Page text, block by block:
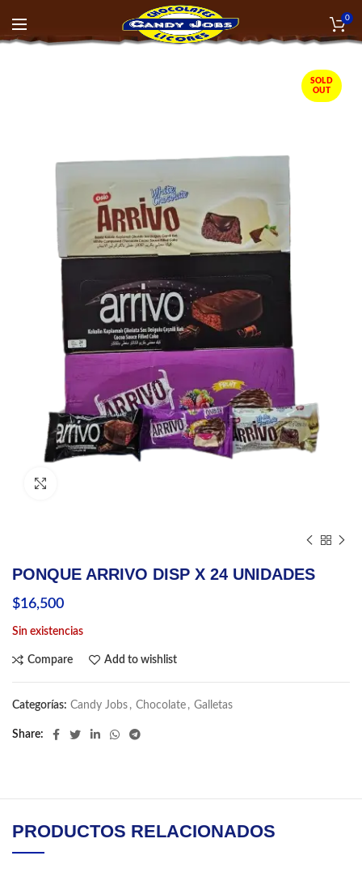
0
SOLD
OUT
PONQUE ARRIVO DISP X 24 UNIDADES
$16,500
Sin existencias
Compare Add to wishlist
Categorías: Candy Jobs , Chocolate , Galletas
Share
PRODUCTOS RELACIONADOS